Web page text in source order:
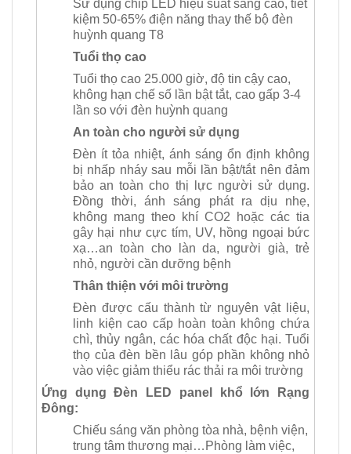
Sử dụng chip LED hiệu suất sáng cao, tiết
kiệm 50-65% điện năng thay thế bộ đèn
huỳnh quang T8
Tuổi thọ cao
Tuổi thọ cao 25.000 giờ, độ tin cậy cao,
không hạn chế số lần bật tắt, cao gấp 3-4
lần so với đèn huỳnh quang
An toàn cho người sử dụng
Đèn ít tỏa nhiệt, ánh sáng ổn định không
bị nhấp nháy sau mỗi lần bật/tắt nên đảm
bảo an toàn cho thị lực người sử dụng.
Đồng thời, ánh sáng phát ra dịu nhẹ,
không mang theo khí CO2 hoặc các tia
gây hại như cực tím, UV, hồng ngoại bức
xạ…an toàn cho làn da, người già, trẻ
nhỏ, người cần dưỡng bệnh
Thân thiện với môi trường
Đèn được cấu thành từ nguyên vật liệu,
linh kiện cao cấp hoàn toàn không chứa
chì, thủy ngân, các hóa chất độc hại. Tuổi
thọ của đèn bền lâu góp phần không nhỏ
vào việc giảm thiểu rác thải ra môi trường
Ứng dụng Đèn LED panel khổ lớn Rạng
Đông:
Chiếu sáng văn phòng tòa nhà, bệnh viện,
trung tâm thương mại…Phòng làm việc,